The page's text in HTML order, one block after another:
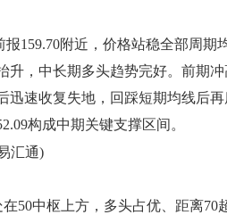
附近，价格站稳全部周期
升，中长期多头趋势完好。前期
迅速收复失地，回踩短期均线后
构成中期关键支撑区间。
汇通)
中枢上方，多头占优、距离70